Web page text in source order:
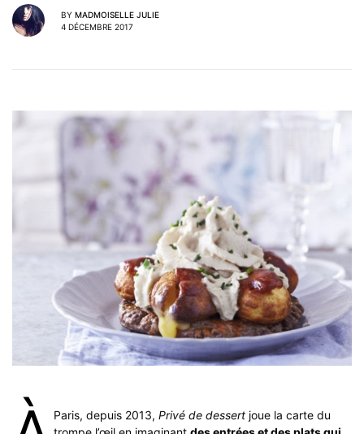
BY MADMOISELLE JULIE
4 DÉCEMBRE 2017
Paris, depuis 2013, Privé de dessertjoue la carte du